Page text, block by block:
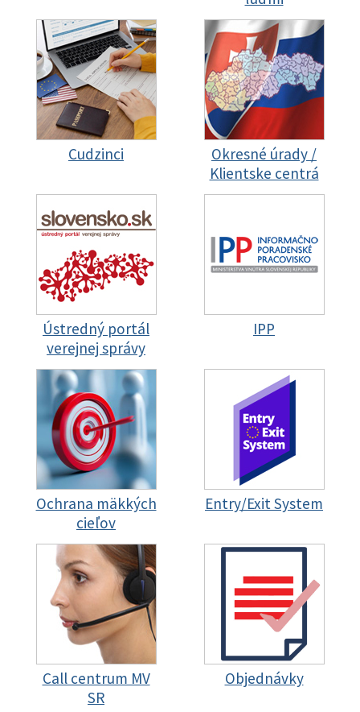
Cudzinci
Okresné úrady /
Klientske centrá
Ústredný portál
verejnej správy
IPP
Ochrana mäkkých
cieľov
Entry/Exit System
Call centrum MV
SR
Objednávky